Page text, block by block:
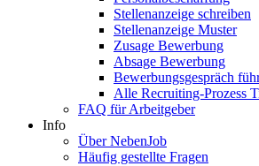
Stellenanzeige schreiben
Stellenanzeige Muster
Zusage Bewerbung
Absage Bewerbung
Bewerbungsgespräch
Alle Recruiting-Prozess
FAQ für Arbeitgeber
Info
Über NebenJob
Häufig gestellte Fragen